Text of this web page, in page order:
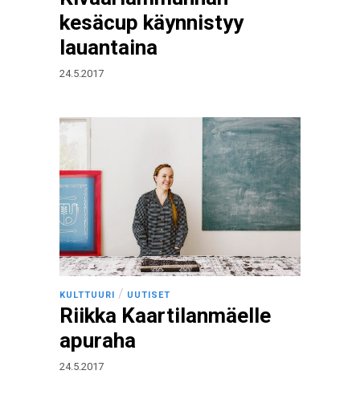
kesäcup käynnistyy
lauantaina
24.5.2017
KULTTUURI / UUTISET
Riikka Kaartilanmäelle
apuraha
24.5.2017